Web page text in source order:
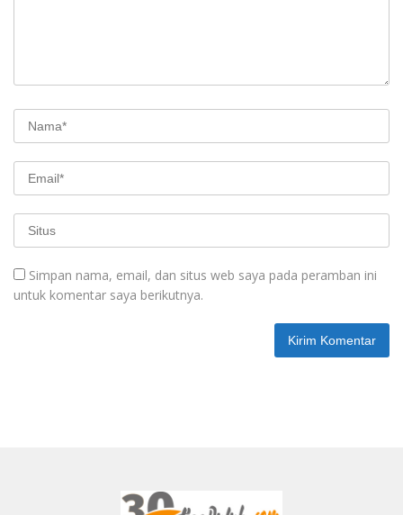
Simpan nama, email, dan situs web saya pada peramban ini
untuk komentar saya berikutnya.